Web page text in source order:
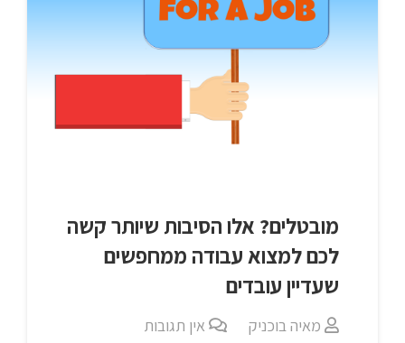
מובטלים? אלו הסיבות שיותר קשה
לכם למצוא עבודה ממחפשים
שעדיין עובדים
מאיה בוכניק אין תגובות